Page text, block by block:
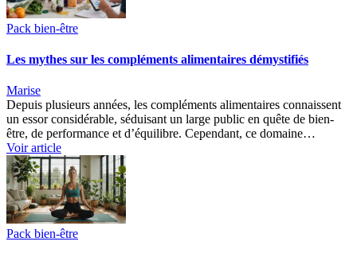
Pack bien-être
Les mythes sur les compléments alimentaires démystifiés
Marise
Depuis plusieurs années, les compléments alimentaires connaissent
un essor considérable, séduisant un large public en quête de bien-
être, de performance et d’équilibre. Cependant, ce domaine…
Voir article
Pack bien-être